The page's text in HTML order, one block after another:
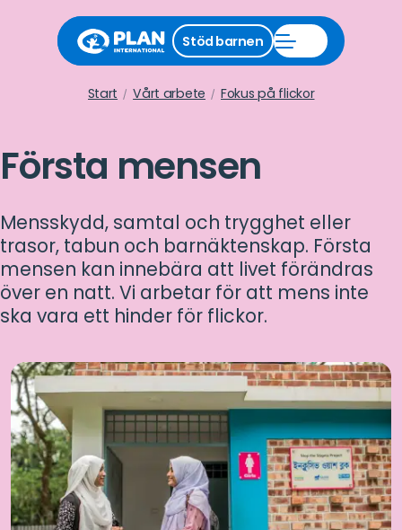
Start Vårt arbete Fokus på flickor
Stäng
stödmeny
Stöd barnen
Stöd
barnen
Öppna
meny
Första mensen
Mensskydd, samtal och trygghet eller
trasor, tabun och barnäktenskap. Första
mensen kan innebära att livet förändras
över en natt. Vi arbetar för att mens inte
ska vara ett hinder för flickor.